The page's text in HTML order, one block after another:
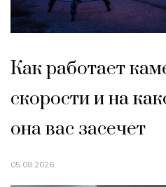
Как работает
скорости и на
она вас засечет
05.08.2026